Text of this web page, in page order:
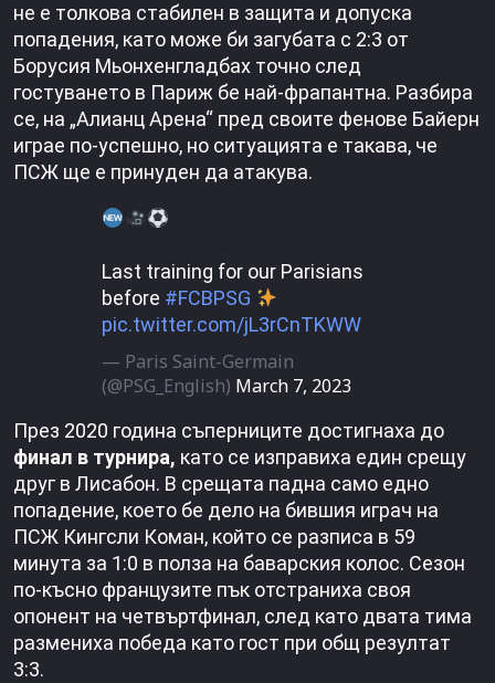
не е толкова стабилен в защита и допуска
попадения, като може би загубата с 2:3 от
Борусия Мьонхенгладбах точно след
гостуването в Париж бе най-фрапантна. Разбира
се, на „Алианц Арена“ пред своите фенове Байерн
играе по-успешно, но ситуацията е такава, че
ПСЖ ще е принуден да атакува.
Last training for our Parisians
before #FCBPSG
pic.twitter.com/jL3rCnTKWW
— Paris Saint-Germain
(@PSG_English) March 7, 2023
През 2020 година съперниците достигнаха до
финал в турнира, като се изправиха един срещу
друг в Лисабон. В срещата падна само едно
попадение, което бе дело на бившия играч на
ПСЖ Кингсли Коман, който се разписа в 59
минута за 1:0 в полза на баварския колос. Сезон
по-късно французите пък отстраниха своя
опонент на четвъртфинал, след като двата тима
размениха победа като гост при общ резултат
3:3.